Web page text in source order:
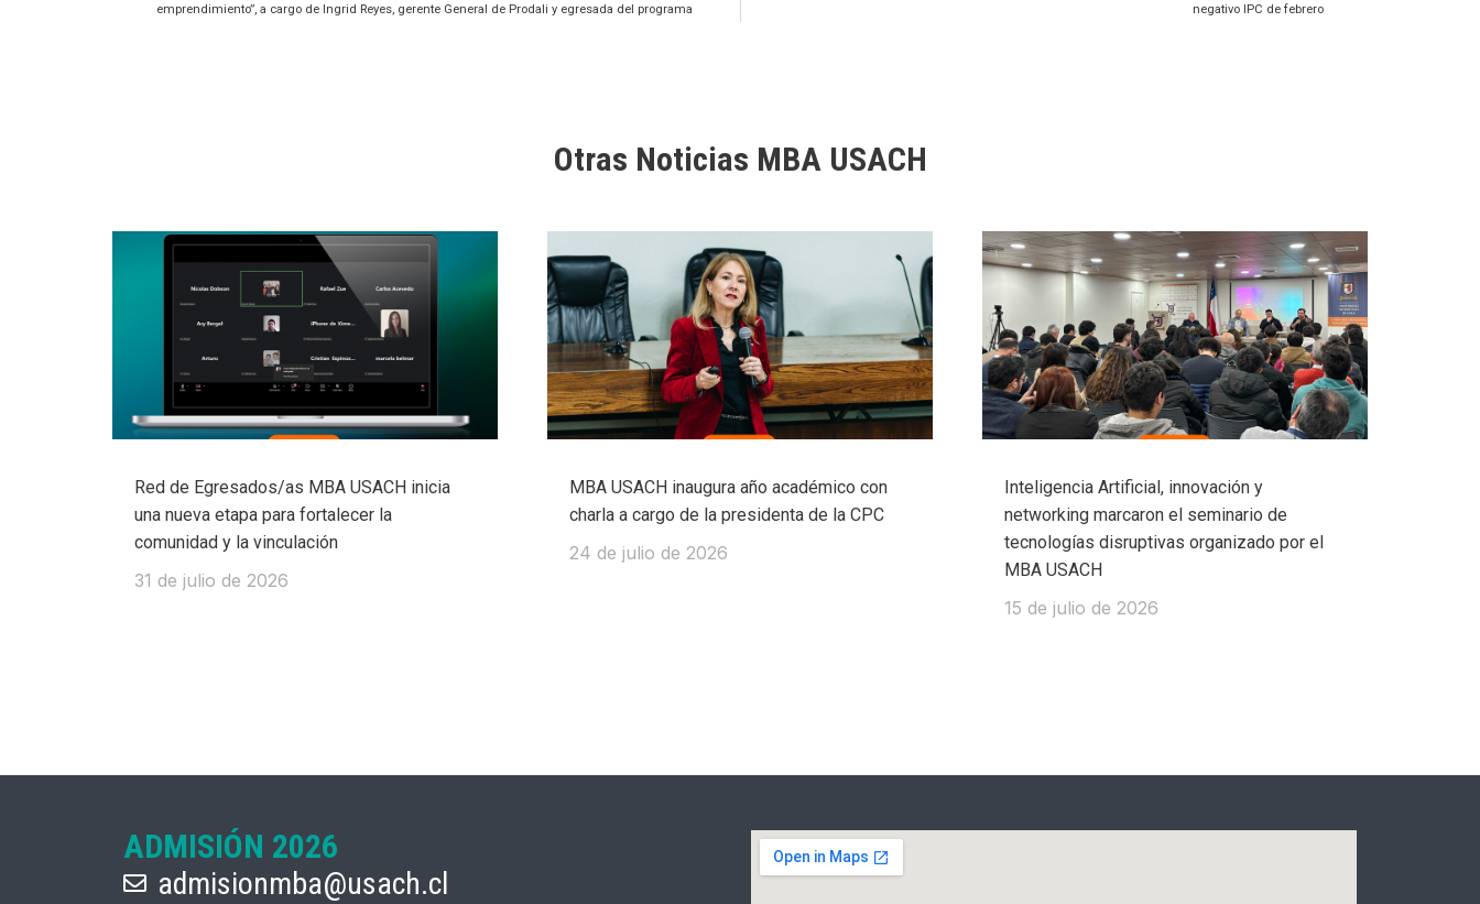
emprendimiento”, a cargo de Ingrid Reyes, gerente General de Prodali y egresada del programa
negativo IPC de febrero
Otras Noticias MBA USACH
Red de Egresados/as MBA USACH inicia
una nueva etapa para fortalecer la
comunidad y la vinculación
31 de julio de 2026
MBA USACH inaugura año académico con
charla a cargo de la presidenta de la CPC
24 de julio de 2026
Inteligencia Artificial, innovación y
networking marcaron el seminario de
tecnologías disruptivas organizado por el
MBA USACH
15 de julio de 2026
ADMISIÓN 2026
admisionmba@usach.cl